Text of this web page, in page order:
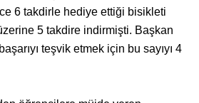
6 takdirle hediye ettiği bisikleti
5 takdire indirmişti. Başkan
teşvik etmek için bu sayıyı 4